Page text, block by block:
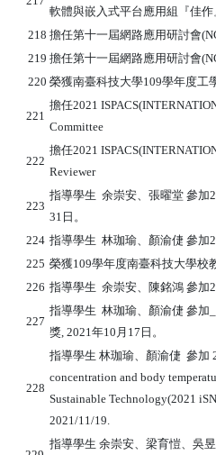
軟體與嵌入式平台應用組『佳作
218 擔任第十一屆網路應用研討會
219 擔任第十一屆網路應用研討會
220 榮獲南臺科技大學109學年度工
221
擔任2021
Committee
222
擔任2021
Reviewer
223
指導學生 余崇安、 張曜堂 參加
31日。
224 指導學生 林珈瑜、顏渝倢 參加
225 榮獲109學年度南臺科技大學校
226 指導學生 余崇安、陳銘鴻 參加
227
指導學生 林珈瑜、顏渝倢 參加
獎, 2021年10月17日。
228
指導學生 林珈瑜、顏渝倢 參加
concentration and body
Sustainable Technology(2021
2021/11/19.
指導學生 余崇安、梁育愷、吳